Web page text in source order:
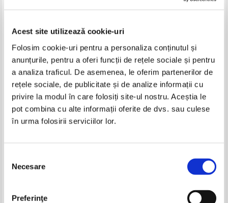
Acest site utilizează cookie-uri
Folosim cookie-uri pentru a personaliza conținutul și
anunțurile, pentru a oferi funcții de rețele sociale și pentru
a analiza traficul. De asemenea, le oferim partenerilor de
rețele sociale, de publicitate și de analize informații cu
privire la modul în care folosiți site-ul nostru. Aceștia le
pot combina cu alte informații oferite de dvs. sau culese
în urma folosirii serviciilor lor.
consimțământului
Necesare
Preferinţe
Cezar Papacostea - Platon
(volumul 1, 1930)
Pret:50,00Lei 40,00 Lei
Adaugă în coș
Pompiliu V. Pasere - Legea
contabilitatii publice (1929)
Pret: 110,00Lei 44,00 Lei
Adaugă în coș
-20% -60%